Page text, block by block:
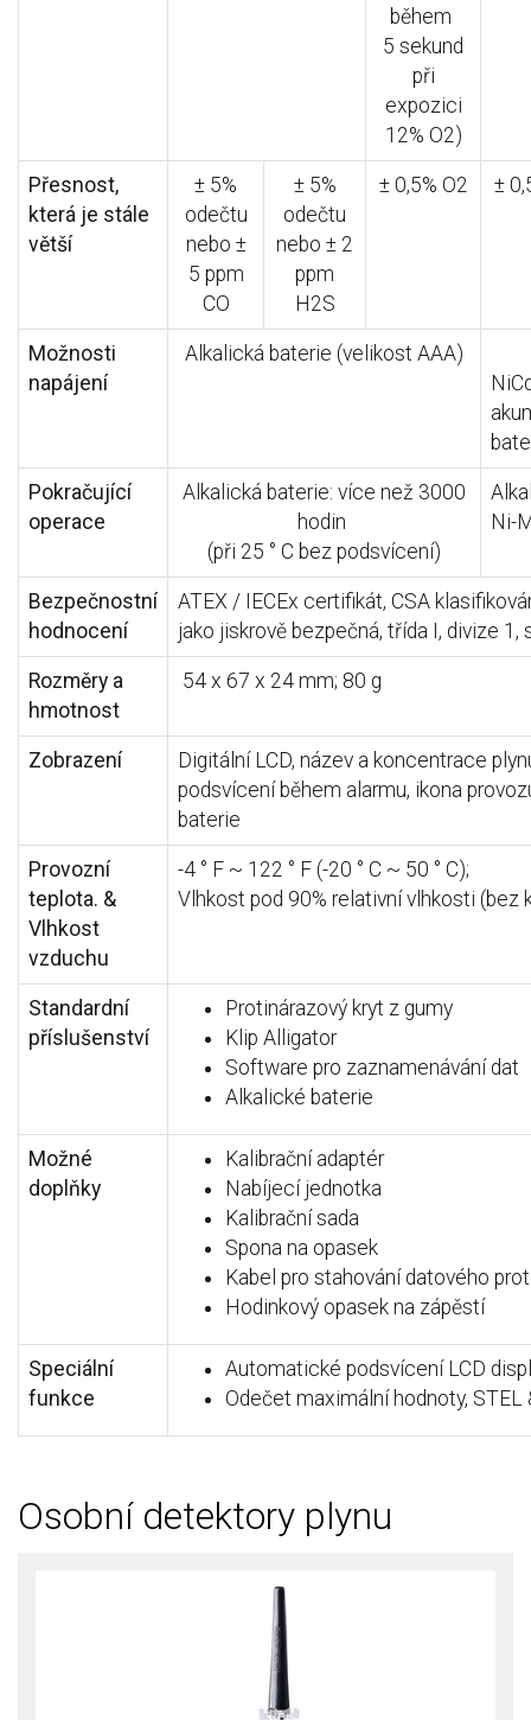
během
5 sekund
při
expozici
12% O2)
Přesnost,
která je stále
větší
± 5%
odečtu
nebo ±
5 ppm
CO
± 5%
odečtu
nebo ± 2
ppm
H2S
± 0,5% O2 ±
Možnosti
napájení
Alkalická baterie (velikost AAA)
Pokračující
operace
Alkalická baterie: více než 3000
hodin
(při 25 ° C bez podsvícení)
Ni-
Bezpečnostní
hodnocení
ATEX / IECEx certifikát, CSA
jako jiskrově bezpečná, třída I, divize 1,
Rozměry a
hmotnost
54 x 67 x 24 mm; 80 g
Zobrazení
Digitální LCD, název a koncentrace
podsvícení během alarmu, ikona
baterie
Provozní
teplota. &
Vlhkost
vzduchu
-4 ° F ~ 122 ° F (-20 ° C ~ 50 ° C);
Vlhkost pod 90% relativní vlhkosti (bez
Standardní
příslušenství
Protinárazový kryt z gumy
Klip Alligator
Software pro zaznamenávání dat
Alkalické baterie
Možné
doplňky
Kalibrační adaptér
Nabíjecí jednotka
Kalibrační sada
Spona na opasek
Kabel pro stahování datového
Hodinkový opasek na zápěstí
Speciální
funkce
Automatické podsvícení LCD
Odečet maximální hodnoty, STEL
Osobní detektory plynu